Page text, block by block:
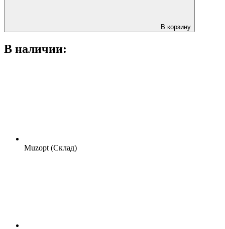
В корзину
В наличии:
Muzopt (Склад)